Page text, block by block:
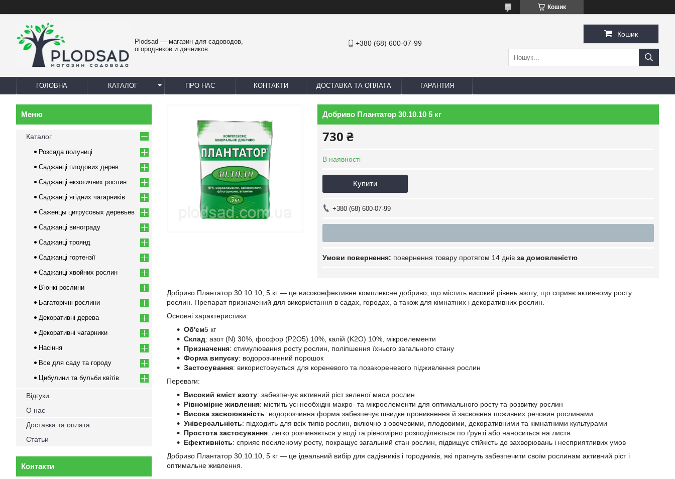
Кошик
Plodsad — магазин для садоводов,
огородников и дачников
+380 (68) 600-07-99
Кошик
ГОЛОВНА КАТАЛОГ ПРО НАС КОНТАКТИ ДОСТАВКА ТА ОПЛАТА ГАРАНТИЯ
Добриво Плантатор 30.10.10 5 кг
730 ₴
В наявності
Купити
+380 (68) 600-07-99
повернення товару протягом 14 днів за домовленістю
Добриво Плантатор 30.10.10, 5 кг — це високоефективне комплексне добриво, що містить високий рівень азоту, що сприяє активному росту
рослин. Препарат призначений для використання в садах, городах, а також для кімнатних і декоративних рослин.
Основні характеристики:
Об'єм5 кг
Склад: азот (N) 30%, фосфор (P2O5) 10%, калій (K2O) 10%, мікроелементи
Призначення: стимулювання росту рослин, поліпшення їхнього загального стану
Форма випуску: водорозчинний порошок
Застосування: використовується для кореневого та позакореневого підживлення рослин
Переваги:
Високий вміст азоту: забезпечує активний ріст зеленої маси рослин
Рівномірне живлення: містить усі необхідні макро- та мікроелементи для оптимального росту та розвитку рослин
Висока засвоюваність: водорозчинна форма забезпечує швидке проникнення й засвоєння поживних речовин рослинами
Універсальність: підходить для всіх типів рослин, включно з овочевими, плодовими, декоративними та кімнатними культурами
Простота застосування: легко розчиняється у воді та рівномірно розподіляється по ґрунті або наноситься на листя
Ефективність: сприяє посиленому росту, покращує загальний стан рослин, підвищує стійкість до захворювань і несприятливих умов
Добриво Плантатор 30.10.10, 5 кг — це ідеальний вибір для садівників і городників, які прагнуть забезпечити своїм рослинам активний ріст і
оптимальне живлення.
Каталог
Розсада полуниці
Саджанці плодових дерев
Саджанці екзотичних рослин
Саджанці ягідних чагарників
Саженцы цитрусовых деревьев
Саджанці винограду
Саджанці троянд
Саджанці гортензії
Саджанці хвойних рослин
В'юнкі рослини
Багаторічні рослини
Декоративні дерева
Декоративні чагарники
Насіння
Все для саду та городу
Цибулини та бульби квітів
Відгуки
О нас
Доставка та оплата
Статьи
Контакти